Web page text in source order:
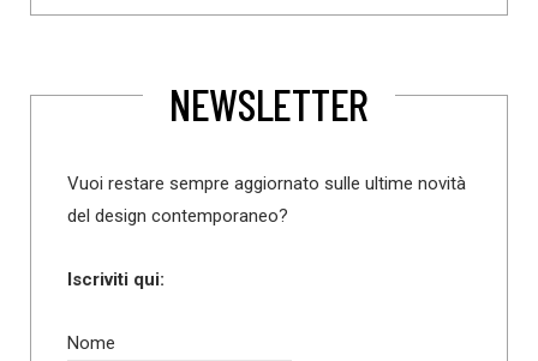
NEWSLETTER
Vuoi restare sempre aggiornato sulle ultime novità
del design contemporaneo?
Iscriviti qui:
Nome